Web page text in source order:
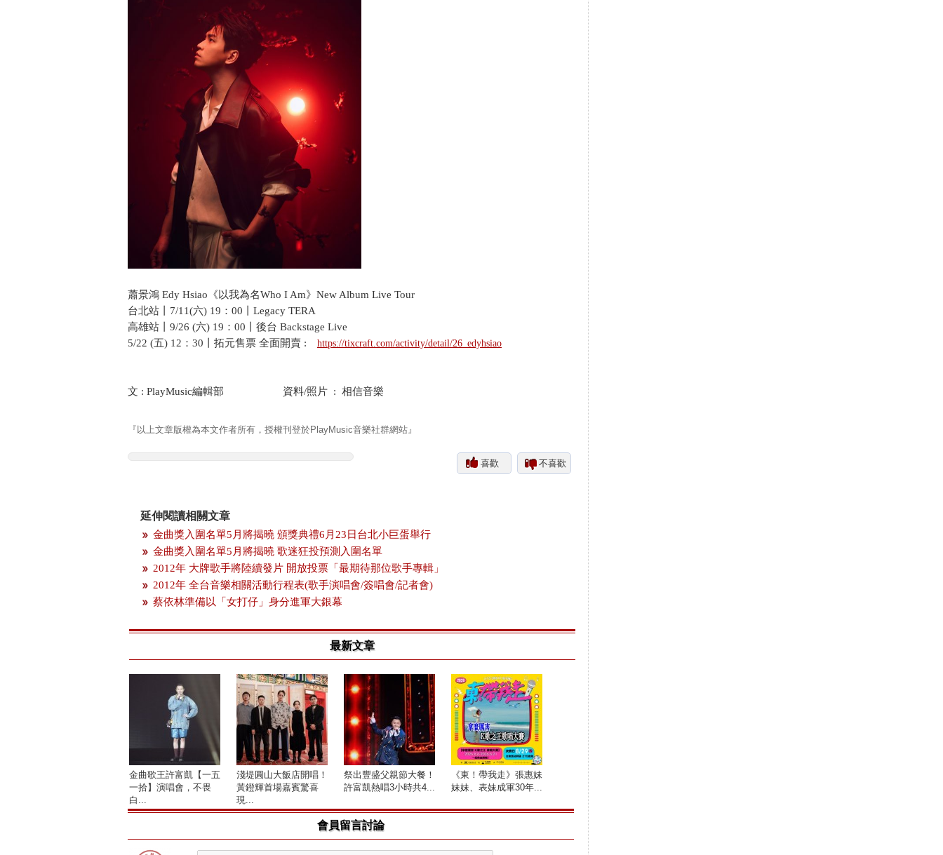
蕭景鴻 Edy Hsiao《以我為名Who I Am》New Album Live Tour
台北站丨7/11(六) 19：00丨Legacy TERA
高雄站丨9/26 (六) 19：00丨後台 Backstage Live
​5/22 (五) 12：30丨拓元售票 全面開賣 : https://tixcraft.com/activity/detail/26_edyhsiao
文 : PlayMusic編輯部 資料/照片 : 相信音樂
『以上文章版權為本文作者所有，授權刊登於PlayMusic音樂社群網站』
喜歡 不喜歡
延伸閱讀相關文章
金曲獎入圍名單5月將揭曉 頒獎典禮6月23日台北小巨蛋舉行
金曲獎入圍名單5月將揭曉 歌迷狂投預測入圍名單
2012年 大牌歌手將陸續發片 開放投票「最期待那位歌手專輯」
2012年 全台音樂相關活動行程表(歌手演唱會/簽唱會/記者會)
蔡依林準備以「女打仔」身分進軍大銀幕
最新文章
金曲歌王許富凱【一五
一拾】演唱會，不畏
白...
淺堤圓山大飯店開唱！
黃鐙輝首場嘉賓驚喜
現...
祭出豐盛父親節大餐！
許富凱熱唱3小時共4...
《東！帶我走》張惠妹
妹妹、表妹成軍30年...
會員留言討論